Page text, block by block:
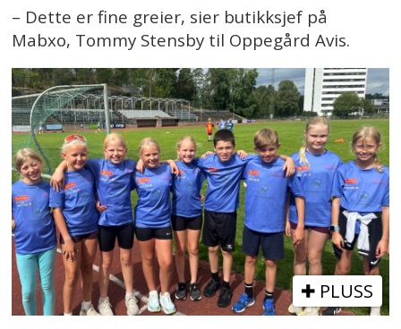
– Dette er fine greier, sier butikksjef på
Mabxo, Tommy Stensby til Oppegård Avis.
PLUSS